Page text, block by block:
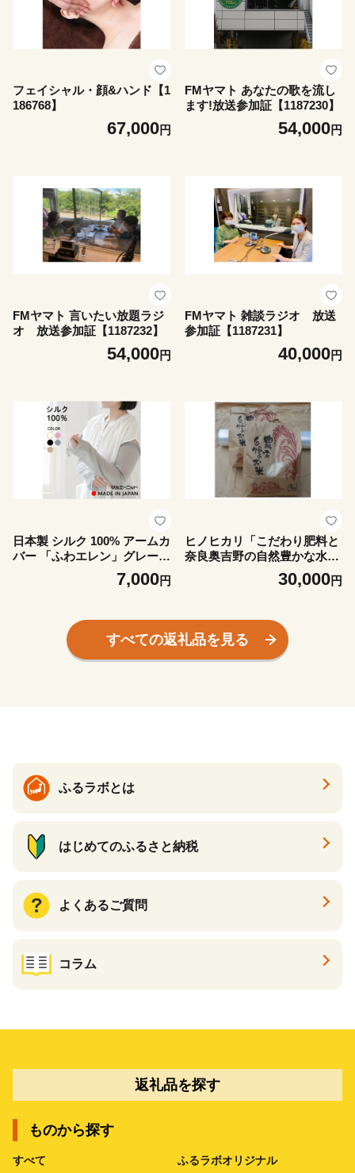
フェイシャル・顔&ハンド【1
186768】
67,000円
FMヤマト あなたの歌を流し
ます!放送参加証【1187230】
54,000円
FMヤマト 言いたい放題ラジ
オ 放送参加証【1187232】
54,000円
FMヤマト 雑談ラジオ 放送
参加証【1187231】
40,000円
日本製 シルク 100% アームカ
バー 「ふわエレン」グレー
(9000-7645)【1631942】
7,000円
ヒノヒカリ「こだわり肥料と
奈良奥吉野の自然豊かな水源
地吉野川分水の供給を受け育
ったお米」白米10kg【11867
30,000円
すべての返礼品を見る
ふるラボとは
はじめてのふるさと納税
よくあるご質問
コラム
返礼品を探す
ものから探す
すべて ふるラボオリジナル